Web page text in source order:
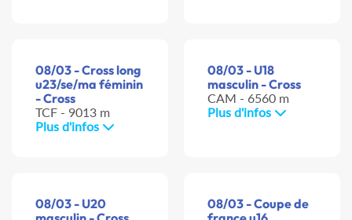
08/03 - Cross long
u23/se/ma féminin
- Cross
TCF - 9013 m
Plus d'infos
08/03 - U18
masculin - Cross
CAM - 6560 m
Plus d'infos
08/03 - U20
08/03 - Coupe de